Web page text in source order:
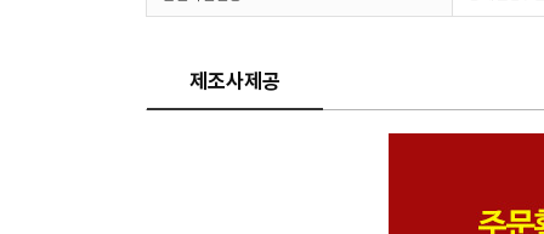
제조사제공